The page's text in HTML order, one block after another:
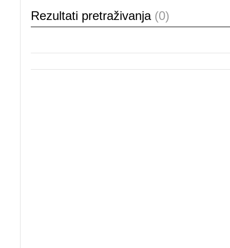
Rezultati pretraživanja (0)